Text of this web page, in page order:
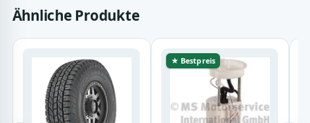
Ähnliche Produkte
★ Bestpreis